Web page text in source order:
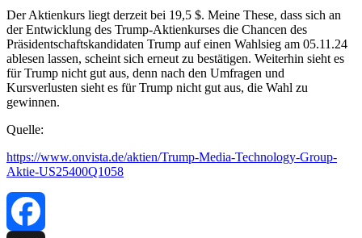
Der Aktienkurs liegt derzeit bei 19,5 $. Meine These, dass sich an
der Entwicklung des Trump-Aktienkurses die Chancen des
Präsidentschaftskandidaten Trump auf einen Wahlsieg am 05.11.24
ablesen lassen, scheint sich erneut zu bestätigen. Weiterhin sieht es
für Trump nicht gut aus, denn nach den Umfragen und
Kursverlusten sieht es für Trump nicht gut aus, die Wahl zu
gewinnen.
Quelle:
https://www.onvista.de/aktien/Trump-Media-Technology-Group-
Aktie-US25400Q1058